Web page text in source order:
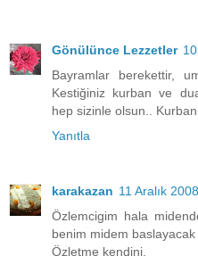
Gönülünce Lezzetler
Bayramlar berekettir,
Kestiğiniz kurban ve
hep sizinle olsun.. Kurban
Yanıtla
karakazan 11 Aralık
Özlemcigim hala
benim midem
Özletme kendini.